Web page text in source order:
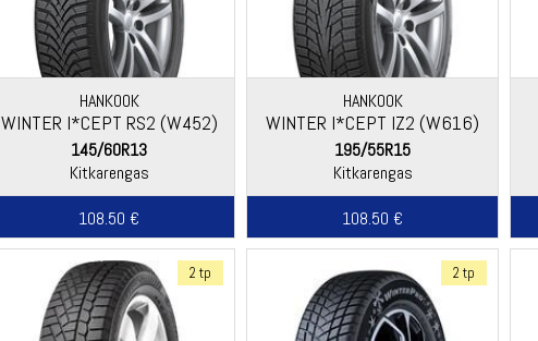
HANKOOK
WINTER I*CEPT RS2 (W452)
145/60R13
Kitkarengas
108.50 €
HANKOOK
WINTER I*CEPT IZ2 (W616)
195/55R15
Kitkarengas
108.50 €
2 tp 2 tp